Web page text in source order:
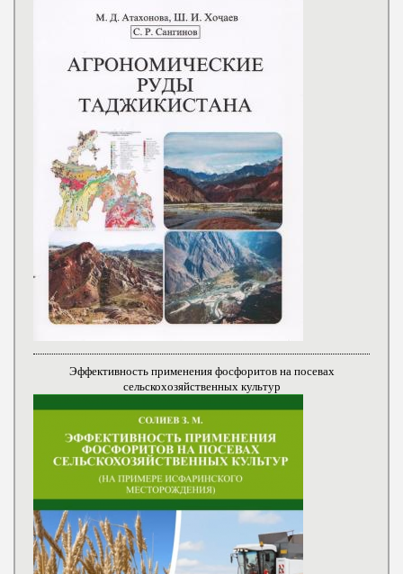
Эффективность применения фосфоритов на посевах
сельскохозяйственных культур